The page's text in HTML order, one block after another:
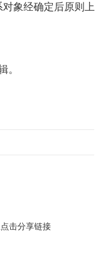
象经确定后原则上
击分享链接